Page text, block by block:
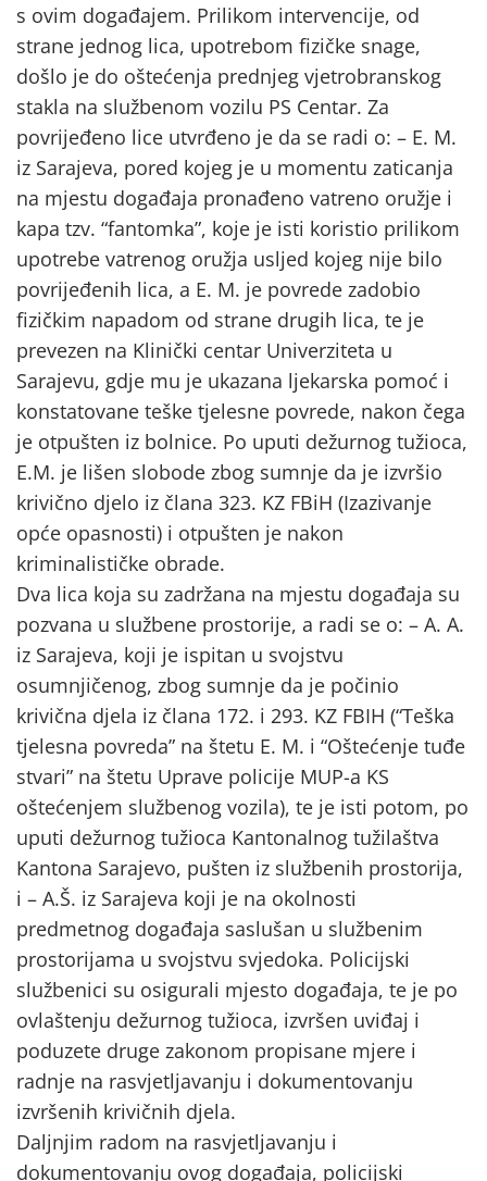
s ovim događajem. Prilikom intervencije, od
strane jednog lica, upotrebom fizičke snage,
došlo je do oštećenja prednjeg vjetrobranskog
stakla na službenom vozilu PS Centar. Za
povrijeđeno lice utvrđeno je da se radi o: – E. M.
iz Sarajeva, pored kojeg je u momentu zaticanja
na mjestu događaja pronađeno vatreno oružje i
kapa tzv. “fantomka”, koje je isti koristio prilikom
upotrebe vatrenog oružja usljed kojeg nije bilo
povrijeđenih lica, a E. M. je povrede zadobio
fizičkim napadom od strane drugih lica, te je
prevezen na Klinički centar Univerziteta u
Sarajevu, gdje mu je ukazana ljekarska pomoć i
konstatovane teške tjelesne povrede, nakon čega
je otpušten iz bolnice. Po uputi dežurnog tužioca,
E.M. je lišen slobode zbog sumnje da je izvršio
krivično djelo iz člana 323. KZ FBiH (Izazivanje
opće opasnosti) i otpušten je nakon
kriminalističke obrade.
Dva lica koja su zadržana na mjestu događaja su
pozvana u službene prostorije, a radi se o: – A. A.
iz Sarajeva, koji je ispitan u svojstvu
osumnjičenog, zbog sumnje da je počinio
krivična djela iz člana 172. i 293. KZ FBIH (“Teška
tjelesna povreda” na štetu E. M. i “Oštećenje tuđe
stvari” na štetu Uprave policije MUP-a KS
oštećenjem službenog vozila), te je isti potom, po
uputi dežurnog tužioca Kantonalnog tužilaštva
Kantona Sarajevo, pušten iz službenih prostorija,
i – A.Š. iz Sarajeva koji je na okolnosti
predmetnog događaja saslušan u službenim
prostorijama u svojstvu svjedoka. Policijski
službenici su osigurali mjesto događaja, te je po
ovlaštenju dežurnog tužioca, izvršen uviđaj i
poduzete druge zakonom propisane mjere i
radnje na rasvjetljavanju i dokumentovanju
izvršenih krivičnih djela.
Daljnjim radom na rasvjetljavanju i
dokumentovanju ovog događaja, policijski